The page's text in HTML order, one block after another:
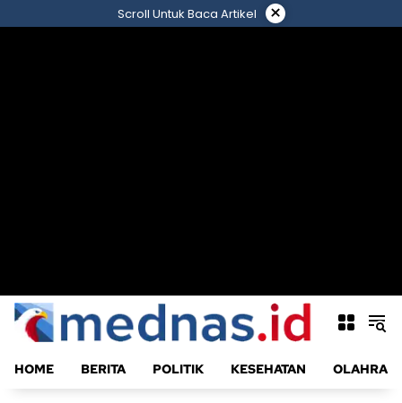
ke
Scroll Untuk Baca Artikel ×
HOME BERITA POLITIK KESEHATAN